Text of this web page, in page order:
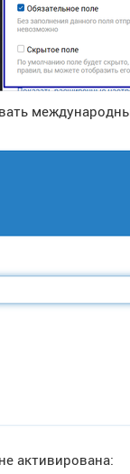
активирована: